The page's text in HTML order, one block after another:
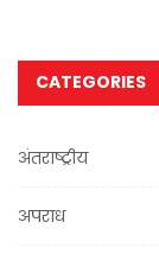
CATEGORIES
अंतराष्ट्रीय
अपराध